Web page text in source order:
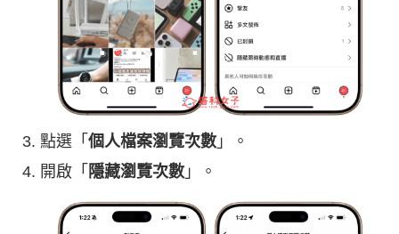
點選「 個人檔案瀏覽次數 」。
開啟「 隱藏瀏覽次數 」。